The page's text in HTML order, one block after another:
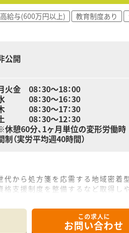
高給与(600万円以上) 教育制度あり
公開
火金 08：30～18：00
08：30～16：30
08：30～17：30
08：30～12：30
休憩60分、1ヶ月単位の変形労働時
制（実労平均週40時間）
から処方箋を応需する地域密着
支援制度を整備するなど取得し
この求人に
お問い合わせ